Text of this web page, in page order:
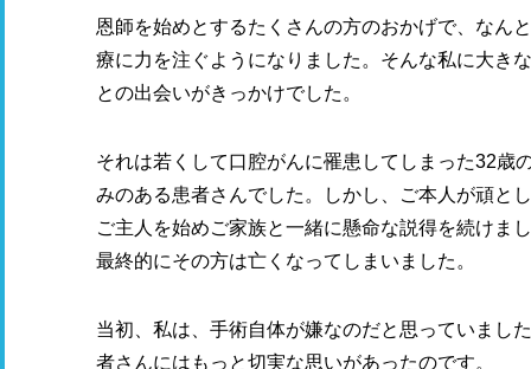
恩師を始めとするたくさんの方のおかげで、なん
療に力を注ぐようになりました。そんな私に大き
との出会いがきっかけでした。
それは若くして口腔がんに罹患してしまった32歳
みのある患者さんでした。しかし、ご本人が頑と
ご主人を始めご家族と一緒に懸命な説得を続けま
最終的にその方は亡くなってしまいました。
当初、私は、手術自体が嫌なのだと思っていまし
者さんにはもっと切実な思いがあったのです。